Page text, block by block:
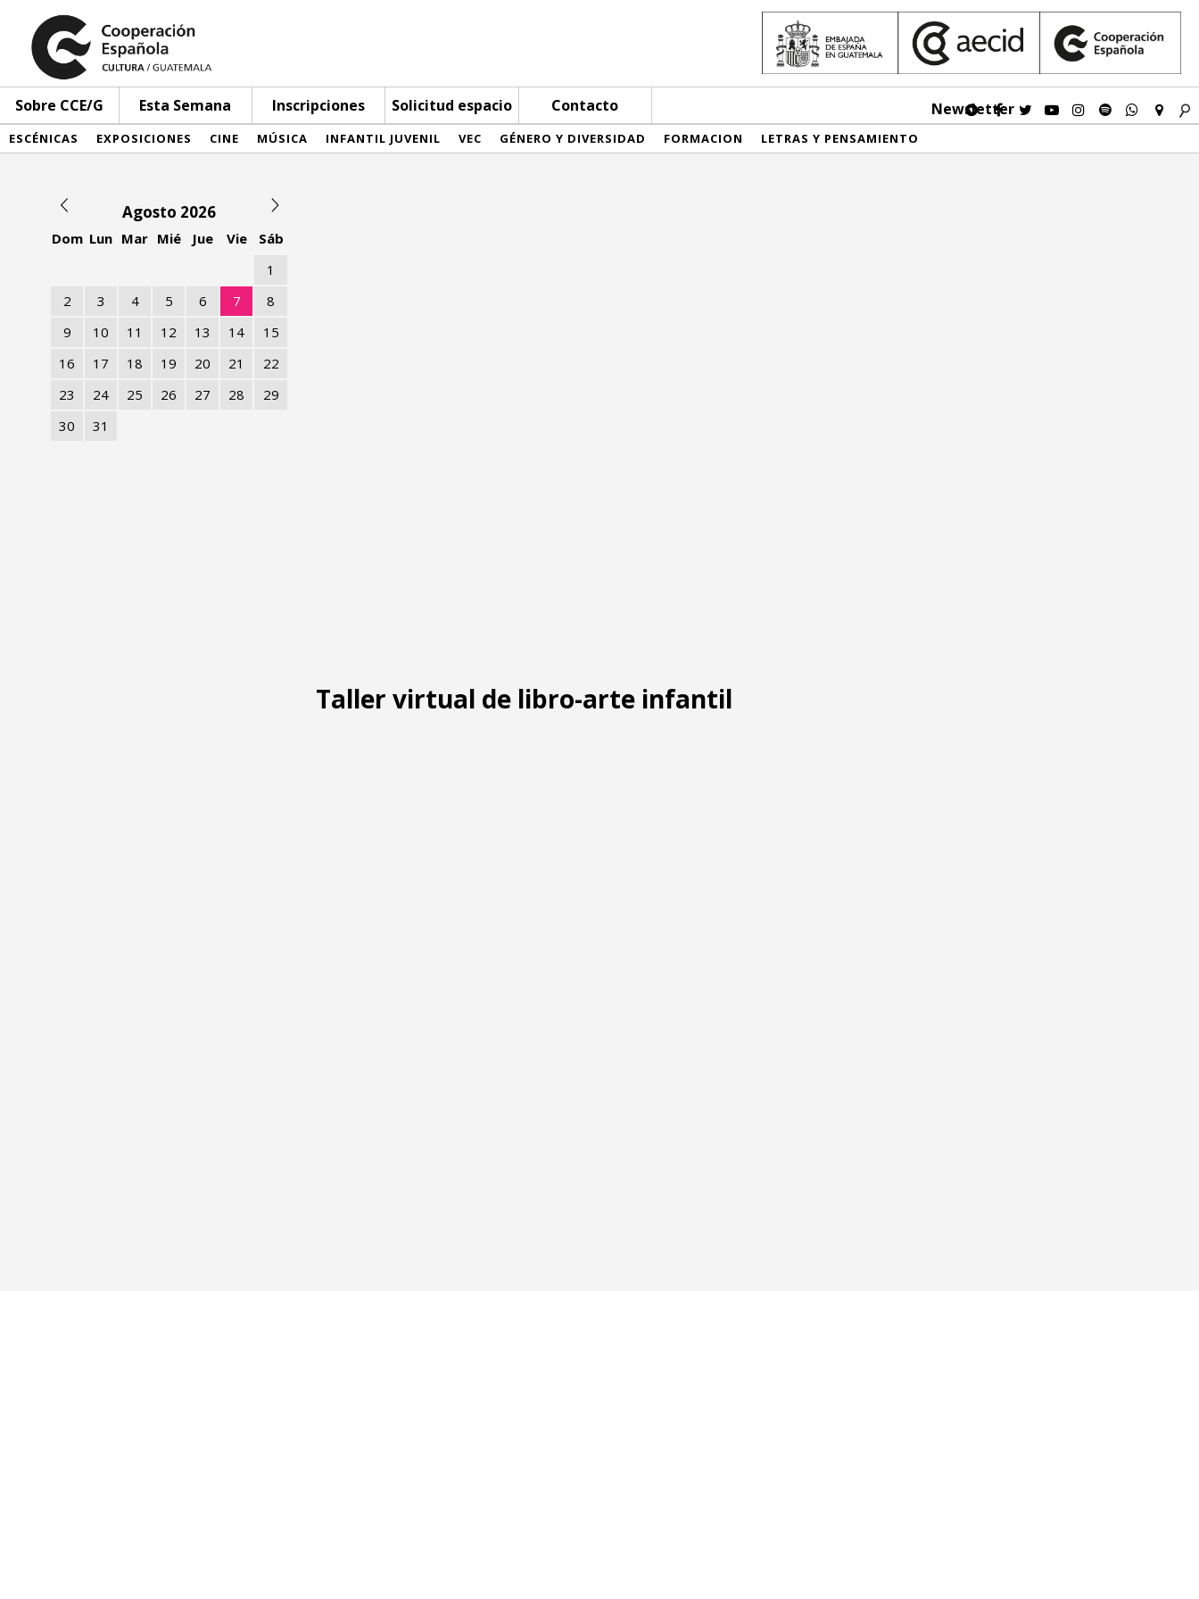
Sobre CCE/G Esta Semana Inscripciones Solicitud espacio Contacto Newsletter
ESCÉNICAS EXPOSICIONES CINE MÚSICA INFANTIL JUVENIL VEC GÉNERO Y DIVERSIDAD FORMACION LETRAS Y PENSAMIENTO
Agosto 2026
Dom Lun Mar Mié Jue Vie
Sáb
1
2
3 4 5 6 7
8
9
10 11 12 13 14
15
16
17 18 19 20 21
22
23
24 25 26 27 28
29
30
31
Taller virtual de libro-arte infantil